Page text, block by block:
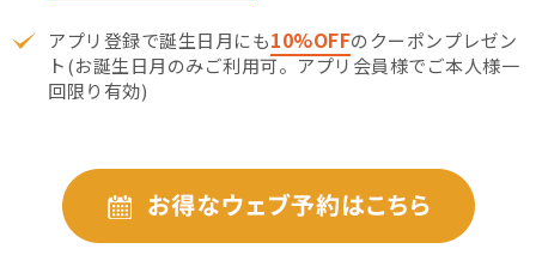
アプリ登録で誕生日月にも10%OFFのクーポンプレゼン
ト(お誕生日月のみご利用可。アプリ会員様でご本人様一
回限り有効)